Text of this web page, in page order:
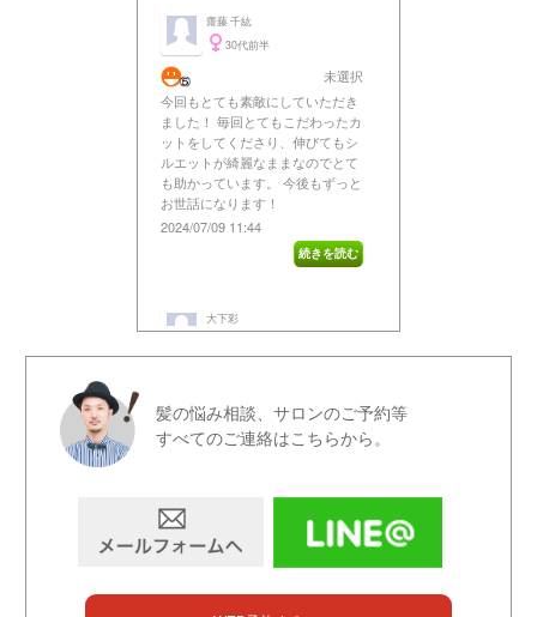
髪の悩み相談、サロンのご予約等
すべてのご連絡はこちらから。